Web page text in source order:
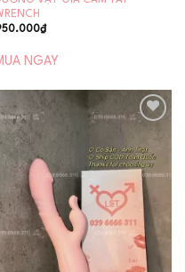
₫
NGAY
Add to
wishlist